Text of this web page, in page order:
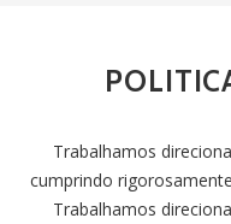
Trabalhamos
cumprindo
Trabalhamos